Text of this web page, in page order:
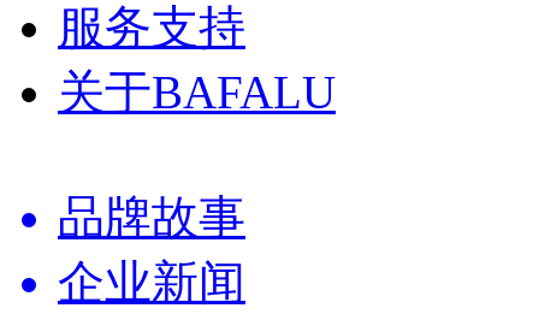
服务支持
关于BAFALU
品牌故事
企业新闻